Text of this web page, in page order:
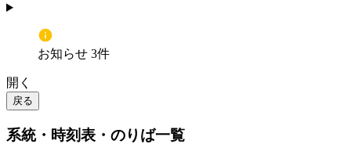
お知らせ 3件
開く
戻る
系統・時刻表・のりば一覧